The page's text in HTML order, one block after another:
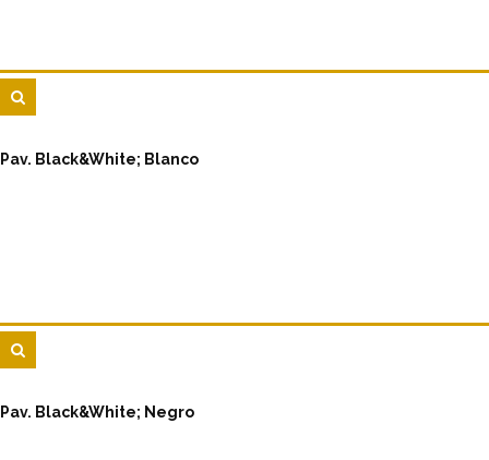
Pav. Black&White; Blanco
Pav. Black&White; Negro